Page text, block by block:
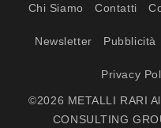
Chi Siamo Contatti
Newsletter Pubblicità
Privacy
©2026 METALLI RARI
CONSULTING